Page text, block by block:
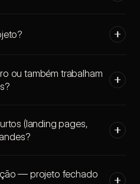
ou também trabalham
(landing pages,
— projeto fechado